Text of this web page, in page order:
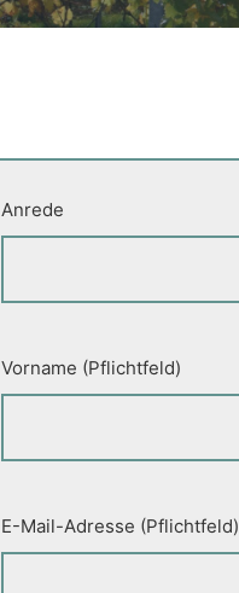
Anrede
Vorname (Pflichtfeld)
E-Mail-Adresse (Pflichtfeld)